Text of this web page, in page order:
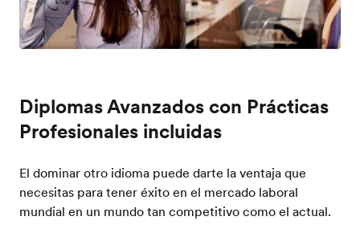
Diplomas Avanzados con Prácticas
Profesionales incluidas
El dominar otro idioma puede darte la ventaja que
necesitas para tener éxito en el mercado laboral
mundial en un mundo tan competitivo como el actual.